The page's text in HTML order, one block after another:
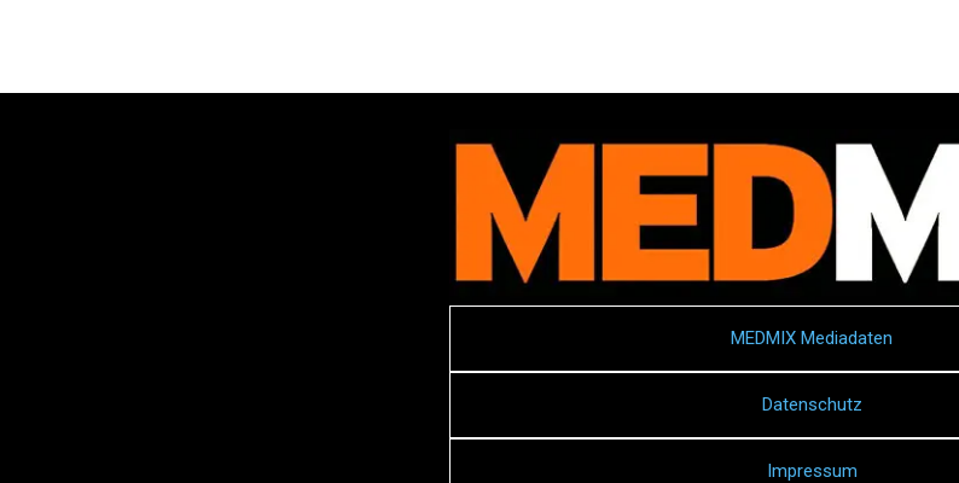
MEDMIX Mediadaten
Datenschutz
Impressum